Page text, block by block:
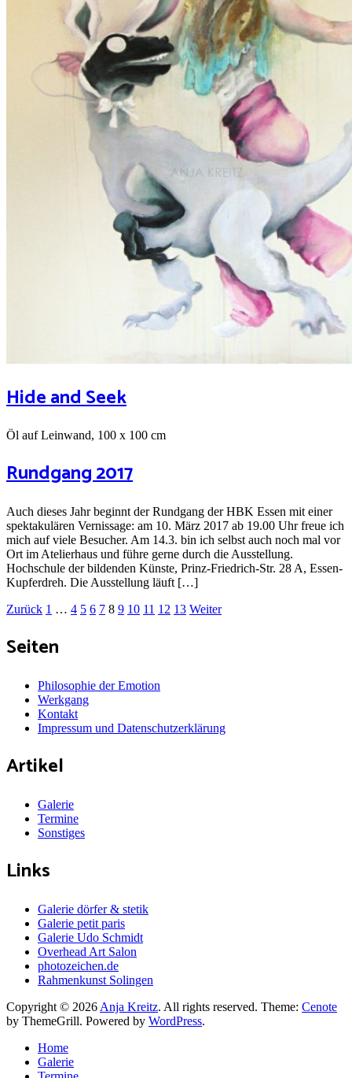
Hide and Seek
Öl auf Leinwand, 100 x 100 cm
Rundgang 2017
Auch dieses Jahr beginnt der Rundgang der HBK Essen mit einer
spektakulären Vernissage: am 10. März 2017 ab 19.00 Uhr freue ich
mich auf viele Besucher. Am 14.3. bin ich selbst auch noch mal vor
Ort im Atelierhaus und führe gerne durch die Ausstellung.
Hochschule der bildenden Künste, Prinz-Friedrich-Str. 28 A, Essen-
Kupferdreh. Die Ausstellung läuft […]
Beitragsnavigation
Zurück Seite
1 … Seite
4 Seite
5 Seite
6 Seite
7 Seite
8 Seite
9 Seite
10 Seite
11 Seite
12 Seite
13 Weiter
Seiten
Philosophie der Emotion
Werkgang
Kontakt
Impressum und Datenschutzerklärung
Artikel
Galerie
Termine
Sonstiges
Links
Galerie dörfer & stetik
Galerie petit paris
Galerie Udo Schmidt
Overhead Art Salon
photozeichen.de
Rahmenkunst Solingen
Copyright © 2026 Anja Kreitz. All rights reserved. Theme: Cenote
by ThemeGrill. Powered by WordPress.
Home
Galerie